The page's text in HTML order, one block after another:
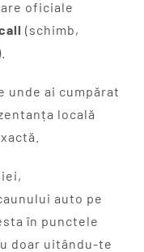
oficiale
(schimb,
unde ai cumpărat
locală
auto pe
în punctele
doar uitându-te